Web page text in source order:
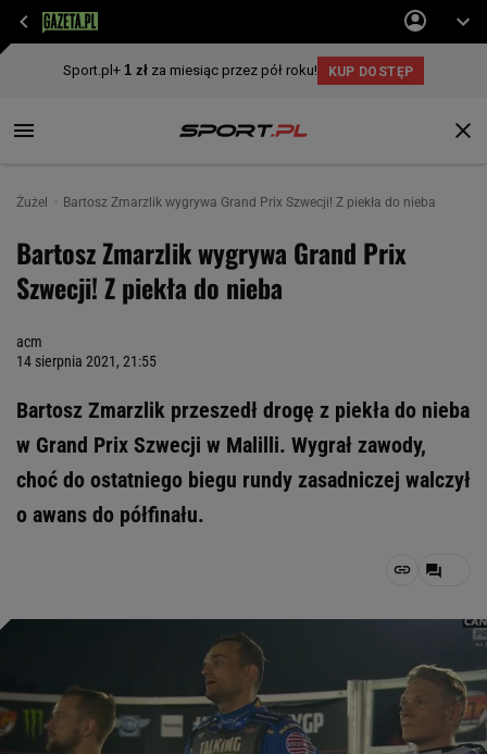
Żużel Bartosz Zmarzlik wygrywa Grand Prix Szwecji! Z piekła do nieba
Bartosz Zmarzlik wygrywa Grand Prix
Szwecji! Z piekła do nieba
acm
14 sierpnia 2021, 21:55
Bartosz Zmarzlik przeszedł drogę z piekła do nieba
w Grand Prix Szwecji w Malilli. Wygrał zawody,
choć do ostatniego biegu rundy zasadniczej walczył
o awans do półfinału.